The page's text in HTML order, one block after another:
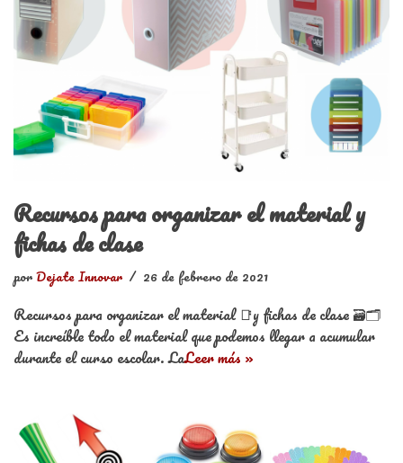
Recursos para organizar el material y
fichas de clase
porDejate Innovar 26 de febrero de 2021
Recursos para organizar el material 📑y fichas de clase 🗃️🗂️
Es increíble todo el material que podemos llegar a acumular
durante el curso escolar. LaLeer más »